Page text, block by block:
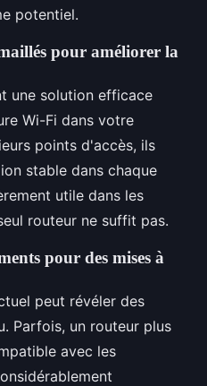
potentiel.
pour améliorer la
une solution efficace
Wi-Fi dans votre
points d'accès, ils
stable dans chaque
utile dans les
routeur ne suffit pas.
pour des mises à
peut révéler des
Parfois, un routeur plus
avec les